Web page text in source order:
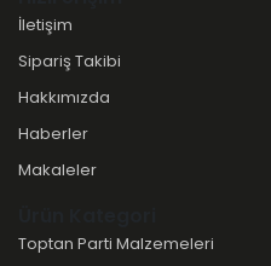
İletişim
Sipariş Takibi
Hakkımızda
Haberler
Makaleler
Toptan Parti Malzemeleri